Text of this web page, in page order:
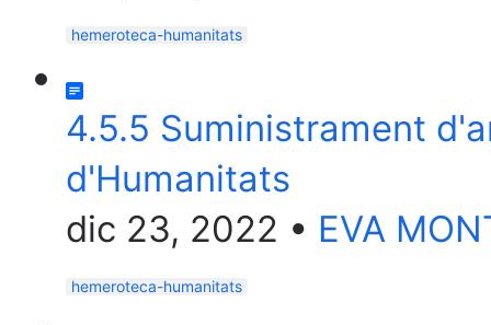
hemeroteca-humanitats
4.5.5 Suministrament
d'Humanitats
dic 23, 2022 • EVA
hemeroteca-humanitats